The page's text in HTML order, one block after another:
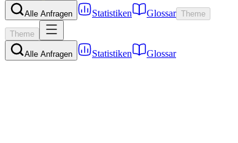
Alle Anfragen Statistiken Glossar Theme
Theme
Alle Anfragen Statistiken Glossar